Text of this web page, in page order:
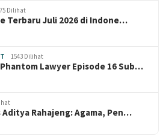
Dilihat
Terbaru Juli 2026 di Indone…
1543 Dilihat
Lawyer Episode 16 Sub…
Rahajeng: Agama, Pen…